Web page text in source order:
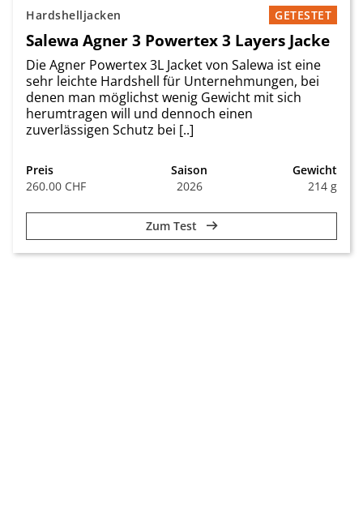
Hardshelljacken GETESTET
Salewa Agner 3 Powertex 3 Layers Jacke
Die Agner Powertex 3L Jacket von Salewa ist eine
sehr leichte Hardshell für Unternehmungen, bei
denen man möglichst wenig Gewicht mit sich
herumtragen will und dennoch einen
zuverlässigen Schutz bei [..]
Preis
260.00 CHF
Saison
2026
Gewicht
214 g
Zum Test